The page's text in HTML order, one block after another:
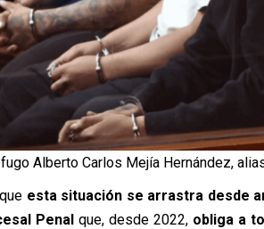
Alberto Carlos Mejía Hernández,
esta situación se arrastra desde
Penalque, desde 2022,obliga a